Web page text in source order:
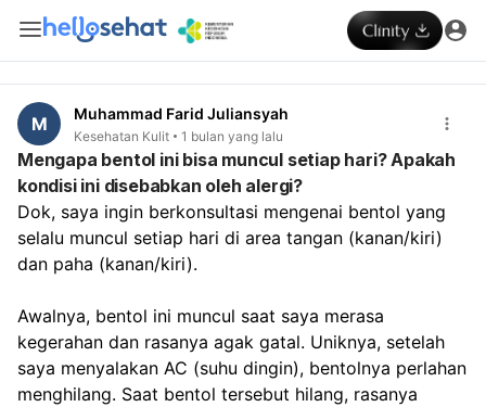
M Muhammad Farid Juliansyah
Kesehatan Kulit 1 bulan yang lalu
Mengapa bentol ini bisa muncul setiap hari? Apakah
kondisi ini disebabkan oleh alergi?
Dok, saya ingin berkonsultasi mengenai bentol yang
selalu muncul setiap hari di area tangan (kanan/kiri)
dan paha (kanan/kiri).
Awalnya, bentol ini muncul saat saya merasa
kegerahan dan rasanya agak gatal. Uniknya, setelah
saya menyalakan AC (suhu dingin), bentolnya perlahan
menghilang. Saat bentol tersebut hilang, rasanya